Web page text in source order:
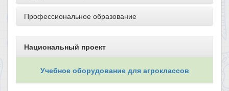
Профессиональное образование
Национальный проект
Учебное оборудование для агроклассов